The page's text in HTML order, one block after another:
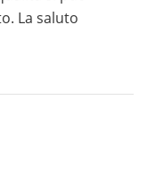
La saluto